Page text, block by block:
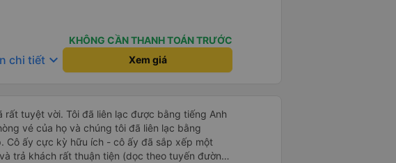
KHÔNG CẦN THANH TOÁN TRƯỚC
chi tiết keyboard_arrow_down Xem giá
rất tuyệt vời. Tôi đã liên lạc được bằng tiếng Anh
vé của họ và chúng tôi đã liên lạc bằng
Cô ấy cực kỳ hữu ích - cô ấy đã sắp xếp một
trả khách rất thuận tiện (dọc theo tuyến đường